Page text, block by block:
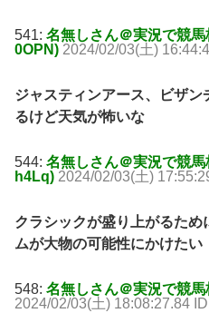
541: 名無しさん＠実況で競馬
0OPN) 2024/02/03(土)
ジャスティンアース、ビザ
るけど天気が怖いな
544: 名無しさん＠実況で競
h4Lq) 2024/02/03(土)
クラシックが盛り上がるた
ムが大物の可能性にかけたい
548: 名無しさん＠実況で競
2024/02/03(土) 18:08:27.84